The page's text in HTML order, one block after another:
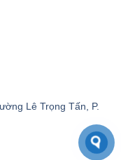
Lê Trọng Tấn, P.